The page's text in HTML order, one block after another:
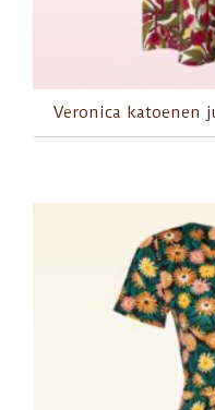
Veronica katoenen